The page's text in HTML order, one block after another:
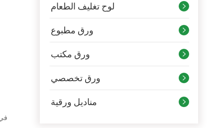
لوح تغليف الطعام 
ورق مطبوع 
ورق مكتب 
ورق تخصصي 
مناديل ورقية 